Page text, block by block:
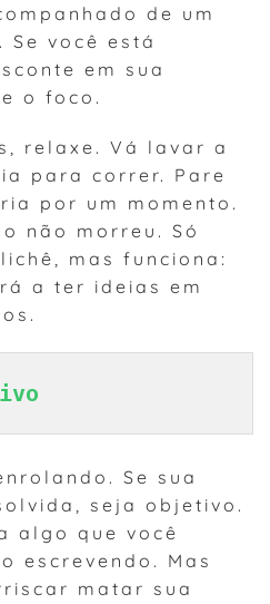
de um
você está
em sua
o foco.
relaxe. Vá lavar a
para correr. Pare
por um momento.
não morreu. Só
mas funciona:
a ter ideias em
Se sua
seja objetivo.
algo que você
escrevendo. Mas
matar sua